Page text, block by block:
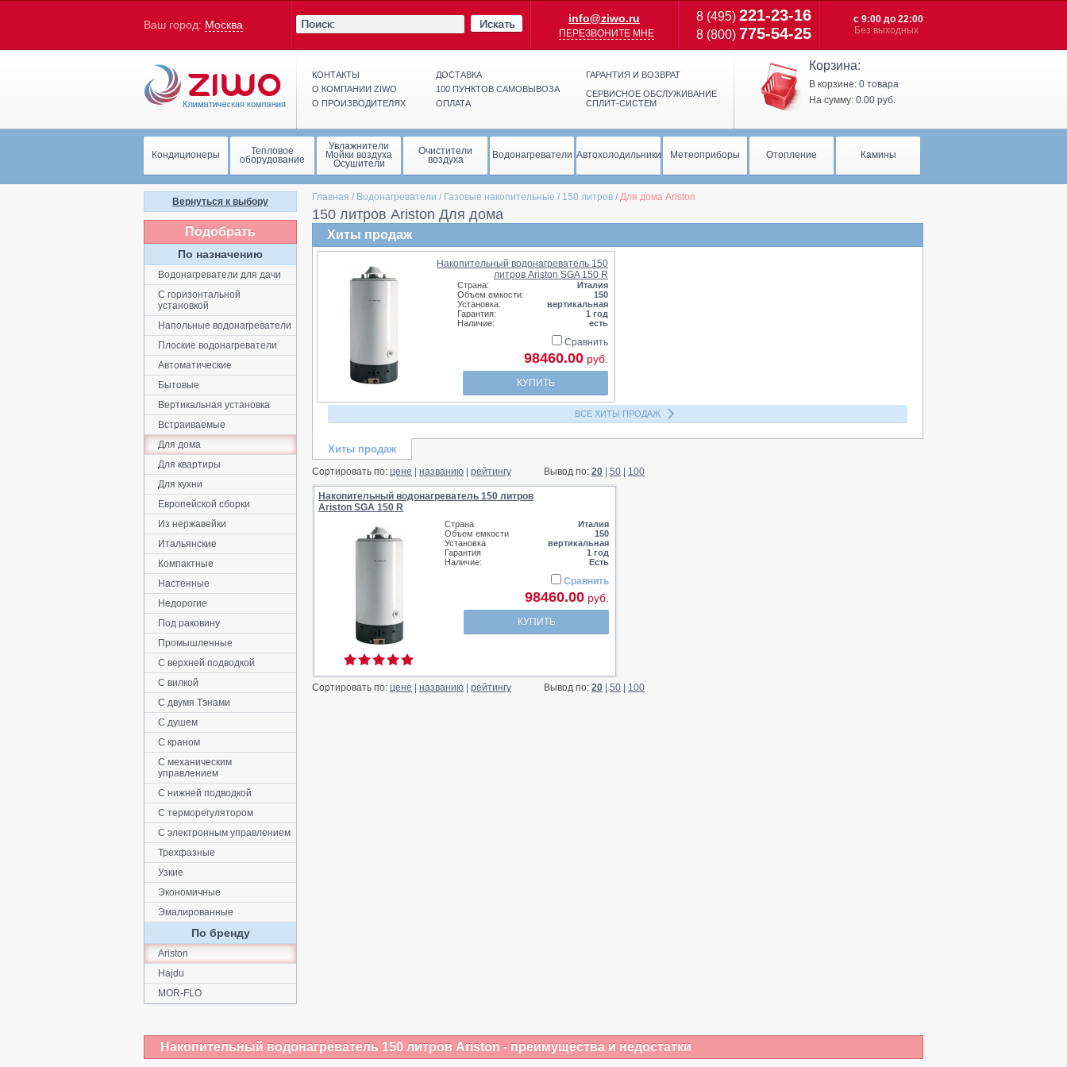
Ваш город: Москва Искать info@ziwo.ru
ПЕРЕЗВОНИТЕ МНЕ
8 (495) 221-23-16
8 (800) 775-54-25
с 9:00 до 22:00
Без выходных
КОНТАКТЫ
О КОМПАНИИ ZIWO
О ПРОИЗВОДИТЕЛЯХ
ДОСТАВКА
100 ПУНКТОВ САМОВЫВОЗА
ОПЛАТА
ГАРАНТИЯ И ВОЗВРАТ
СЕРВИСНОЕ ОБСЛУЖИВАНИЕ
СПЛИТ-СИСТЕМ
Корзина:
В корзине: 0 товара
На сумму: 0.00 руб.
Кондиционеры Тепловое
оборудование
Увлажнители
Мойки воздуха
Осушители
Очистители
воздуха Водонагреватели Автохолодильники Метеоприборы Отопление Камины
Главная / Водонагреватели / Газовые накопительные / 150 литров / Для дома Ariston
150 литров Ariston Для дома
Хиты продаж
Накопительный водонагреватель 150
литров Ariston SGA 150 R
Страна:
Италия
Объем емкости:
150
Установка:
вертикальная
Гарантия:
1 год
Наличие:
есть
Сравнить
98460.00 руб.
КУПИТЬ
ВСЕ ХИТЫ ПРОДАЖ
Хиты продаж
Сортировать по: цене названию рейтингу Вывод по: 20 50 100
Накопительный водонагреватель 150 литров
Ariston SGA 150 R
Страна
Италия
Объем емкости
150
Установка
вертикальная
Гарантия
1 год
Наличие:
Есть
Сравнить
98460.00 руб.
КУПИТЬ
Сортировать по: цене названию рейтингу Вывод по: 20 50 100
Вернуться к выбору
Подобрать
По назначению
Водонагреватели для дачи
C горизонтальной
установкой
Напольные водонагреватели
Плоские водонагреватели
Автоматические
Бытовые
Вертикальная установка
Встраиваемые
Для дома
Для квартиры
Для кухни
Европейской сборки
Из нержавейки
Итальянские
Компактные
Настенные
Недорогие
Под раковину
Промышленные
С верхней подводкой
С вилкой
С двумя Тэнами
С душем
С краном
С механическим
управлением
С нижней подводкой
С терморегулятором
С электронным управлением
Трехфазные
Узкие
Экономичные
Эмалированные
По бренду
Ariston
Hajdu
MOR-FLO
Накопительный водонагреватель 150 литров Ariston - преимущества и недостатки